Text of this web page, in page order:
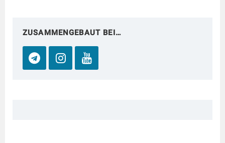
ZUSAMMENGEBAUT BEI…